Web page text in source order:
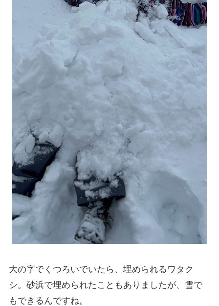
大の字でくつろいでいたら、埋められるワタク
シ。砂浜で埋められたこともありましたが、雪で
もできるんですね。